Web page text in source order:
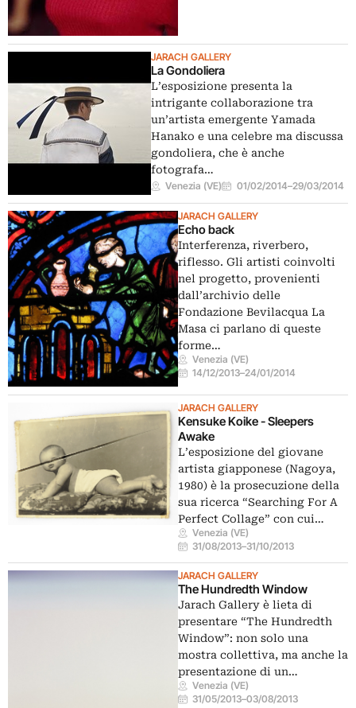
JARACH GALLERY
La Gondoliera
L’esposizione presenta la
intrigante collaborazione tra
un’artista emergente Yamada
Hanako e una celebre ma discussa
gondoliera, che è anche
fotografa…
Venezia (VE) 01/02/2014–29/03/2014
JARACH GALLERY
Echo back
Interferenza, riverbero,
riflesso. Gli artisti coinvolti
nel progetto, provenienti
dall’archivio delle
Fondazione Bevilacqua La
Masa ci parlano di queste
forme…
Venezia (VE)
14/12/2013–24/01/2014
JARACH GALLERY
Kensuke Koike - Sleepers
Awake
L’esposizione del giovane
artista giapponese (Nagoya,
1980) è la prosecuzione della
sua ricerca “Searching For A
Perfect Collage” con cui…
Venezia (VE)
31/08/2013–31/10/2013
JARACH GALLERY
The Hundredth Window
Jarach Gallery è lieta di
presentare “The Hundredth
Window”: non solo una
mostra collettiva, ma anche la
presentazione di un…
Venezia (VE)
31/05/2013–03/08/2013